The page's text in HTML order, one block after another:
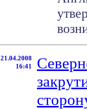
21.04.2008
16:41